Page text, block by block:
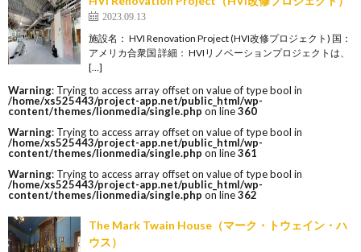
2023.09.13
施設名： HVI Renovation Project (HVI改修プロジェクト) 国：
アメリカ合衆国 詳細： HVIリノベーションプロジェクトは、
[…]
Warning: Trying to access array offset on value of type bool in
/home/xs525443/project-app.net/public_html/wp-
content/themes/lionmedia/single.php on line360
Warning: Trying to access array offset on value of type bool in
/home/xs525443/project-app.net/public_html/wp-
content/themes/lionmedia/single.php on line361
Warning: Trying to access array offset on value of type bool in
/home/xs525443/project-app.net/public_html/wp-
content/themes/lionmedia/single.php on line362
The Mark Twain House（マーク・トウェイン・ハ
ウス）